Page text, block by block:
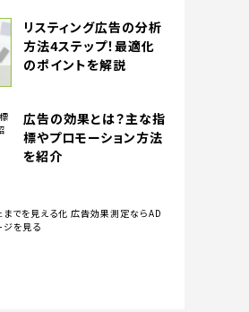
リスティング広告の分析
方法4ステップ！最適化
のポイントを解説
広告の効果とは？主な指
標やプロモーション方法
を紹介